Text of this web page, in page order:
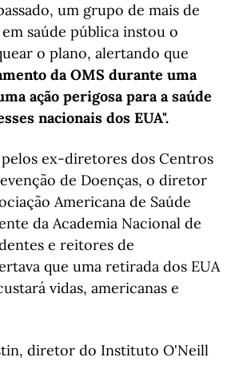
um grupo de mais de
saúde pública instou o
o plano, alertando que
da OMS durante uma
ação perigosa para a saúde
nacionais dos EUA".
pelos ex-diretores dos Centros
de Doenças, o diretor
Americana de Saúde
da Academia Nacional de
e reitores de
que uma retirada dos EUA
vidas, americanas e
diretor do Instituto O'Neill